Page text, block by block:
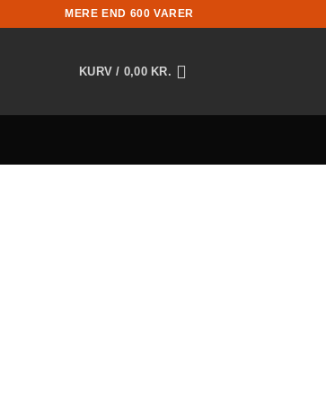
MERE END 600 VARER
KURV / 0,00 KR.